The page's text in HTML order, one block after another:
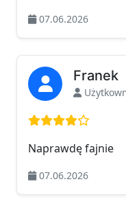
07.06.2026
Franek
Ocena:
Naprawdę fajnie
07.06.2026